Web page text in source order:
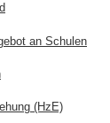
an Schulen
(HzE)